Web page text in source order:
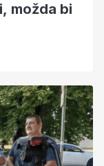
možda bi